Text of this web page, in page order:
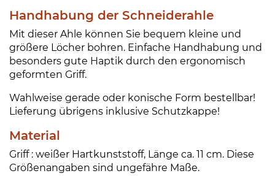
Handhabung der Schneiderahle
Mit dieser Ahle können Sie bequem kleine und
größere Löcher bohren. Einfache Handhabung und
besonders gute Haptik durch den ergonomisch
geformten Griff.
Wahlweise gerade oder konische Form bestellbar!
Lieferung übrigens inklusive Schutzkappe!
Material
Griff : weißer Hartkunststoff, Länge ca. 11 cm. Diese
Größenangaben sind ungefähre Maße.